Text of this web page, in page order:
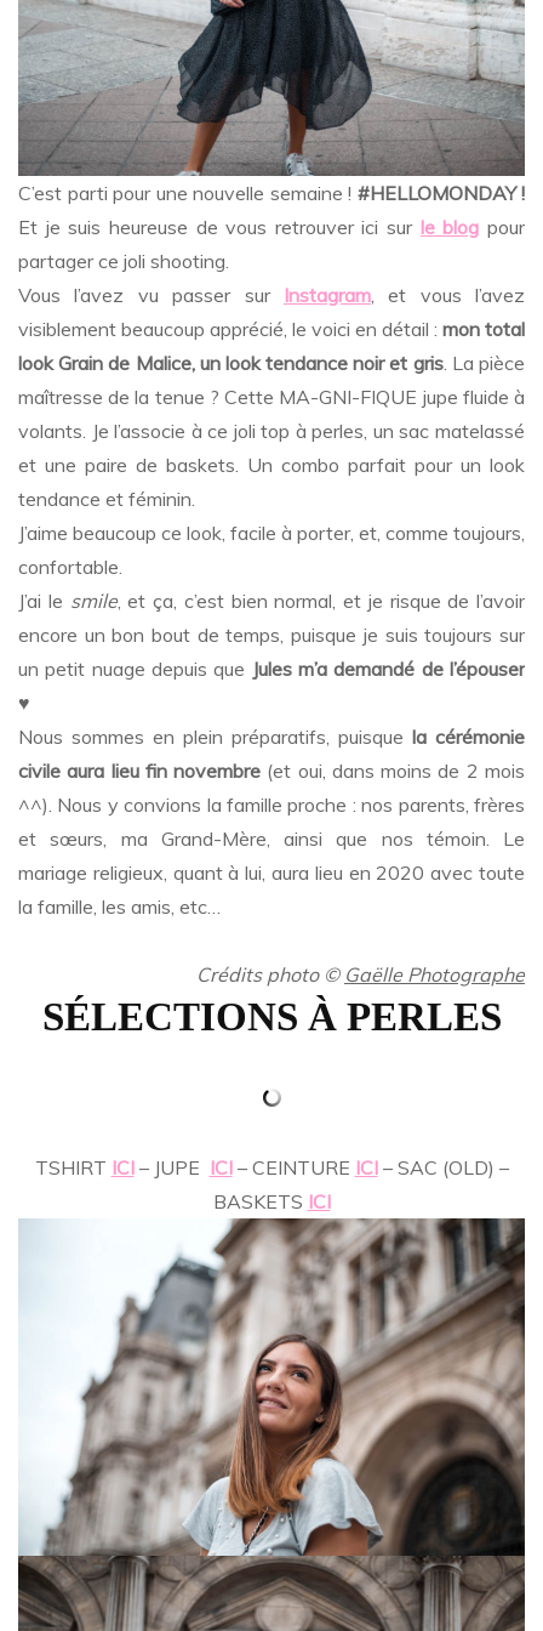
C’est parti pour une nouvelle semaine ! #HELLOMONDAY !
Et je suis heureuse de vous retrouver ici sur le blog pour
partager ce joli shooting.
Vous l’avez vu passer sur Instagram, et vous l’avez
visiblement beaucoup apprécié, le voici en détail : mon total
look Grain de Malice, un look tendance noir et gris. La pièce
maîtresse de la tenue ? Cette MA-GNI-FIQUE jupe fluide à
volants. Je l’associe à ce joli top à perles, un sac matelassé
et une paire de baskets. Un combo parfait pour un look
tendance et féminin.
J’aime beaucoup ce look, facile à porter, et, comme toujours,
confortable.
J’ai le smile, et ça, c’est bien normal, et je risque de l’avoir
encore un bon bout de temps, puisque je suis toujours sur
un petit nuage depuis que Jules m’a demandé de l’épouser
♥
Nous sommes en plein préparatifs, puisque la cérémonie
civile aura lieu fin novembre (et oui, dans moins de 2 mois
^^). Nous y convions la famille proche : nos parents, frères
et sœurs, ma Grand-Mère, ainsi que nos témoin. Le
mariage religieux, quant à lui, aura lieu en 2020 avec toute
la famille, les amis, etc…
Crédits photo © Gaëlle Photographe
SÉLECTIONS À PERLES
TSHIRT ICI– JUPE ICI– CEINTURE ICI– SAC (OLD) –
BASKETS ICI